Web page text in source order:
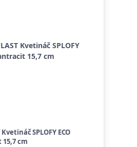
Kvetináč SPLOFY ECO
cm